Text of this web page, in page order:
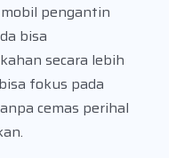
pengantin
bisa
secara lebih
fokus pada
cemas perihal